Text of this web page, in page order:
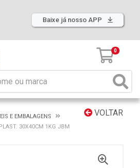
Baixe já nosso APP
0
VOLTAR
E EMBALAGENS
30X40CM 1KG JBM